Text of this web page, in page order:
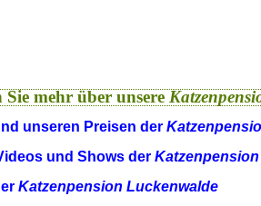
mehr über unsere
unseren Preisen der
und Shows der
Katzenpension Luckenwalde